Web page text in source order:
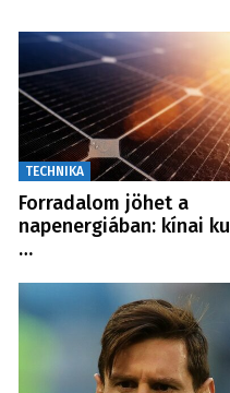
TECHNIKA
Forradalom jöhet a
napenergiában: kínai
…